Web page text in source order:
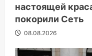
настоящей
покорили Сеть
08.08.2026